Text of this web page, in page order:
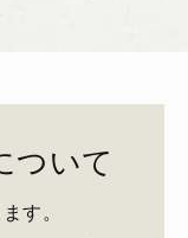
ついて
す。